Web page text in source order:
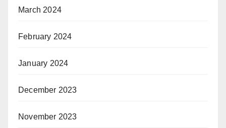
March 2024
February 2024
January 2024
December 2023
November 2023